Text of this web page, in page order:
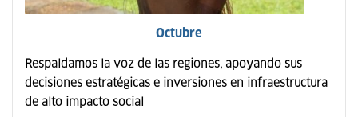
Octubre
Respaldamos la voz de las regiones, apoyando sus
decisiones estratégicas e inversiones en infraestructura
de alto impacto social